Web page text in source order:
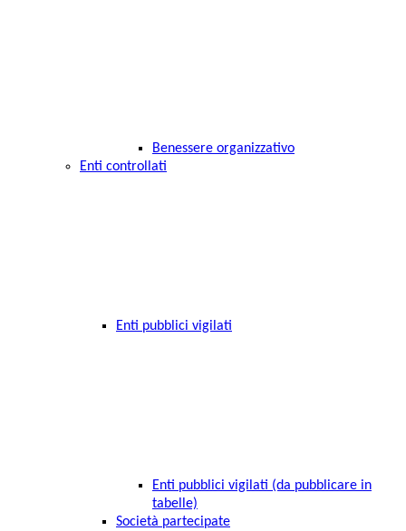
Benessere organizzativo
Enti controllati
Enti pubblici vigilati
Enti pubblici vigilati (da pubblicare in
tabelle)
Società partecipate